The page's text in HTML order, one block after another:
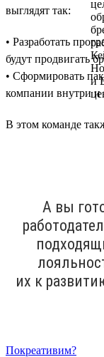
выглядят так:
• Разработать
будут продвигать
• Сформировать
компании внутри и
В этом команде
А вы
их к
Покреативим?